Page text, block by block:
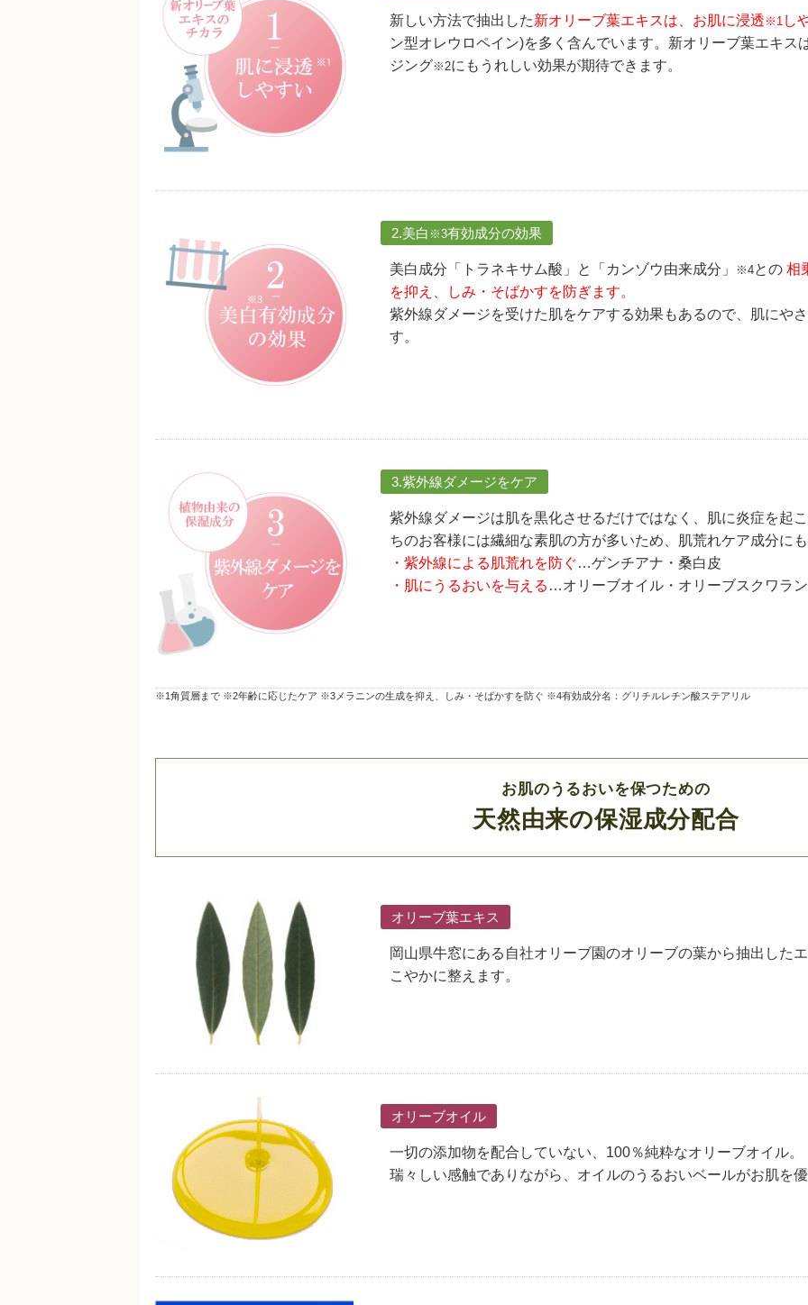
新しい方法で抽出した新オリーブ葉エキスは、お肌に浸透 ※1 し
ン型オレウロペイン)を多く含んでいます。新オリーブ葉エキス
ジング※2にもうれしい効果が期待できます。
2.美白 ※3有効成分の効果
美白成分「トラネキサム酸」と「カンゾウ由来成分」 ※4との 相
を抑え、しみ・そばかすを防ぎます。
紫外線ダメージを受けた肌をケアする効果もあるので、肌にや
す。
3.紫外線ダメージをケア
紫外線ダメージは肌を黒化させるだけではなく、肌に炎症を起
ちのお客様には繊細な素肌の方が多いため、肌荒れケア成分に
・紫外線による肌荒れを防ぐ…ゲンチアナ・桑白皮
・肌にうるおいを与える …オリーブオイル・オリーブスクワラン
※1角質層まで ※2年齢に応じたケア ※3メラニンの生成を抑え、しみ・そばかすを防ぐ ※4有効成分名：グリチルレチン酸ステアリル
お肌のうるおいを保つための
天然由来の保湿成分配合
オリーブ葉エキス
岡山県牛窓にある自社オリーブ園のオリーブの葉から抽出した
こやかに整えます。
オリーブオイル
一切の添加物を配合していない、100％純粋なオリーブオイル。
瑞々しい感触でありながら、オイルのうるおいベールがお肌を